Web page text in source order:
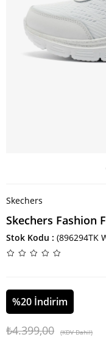
Skechers
Skechers Fashion
Stok Kodu (896294TK
%20 İndirim
₺4.399,00 (KDV Dahil)